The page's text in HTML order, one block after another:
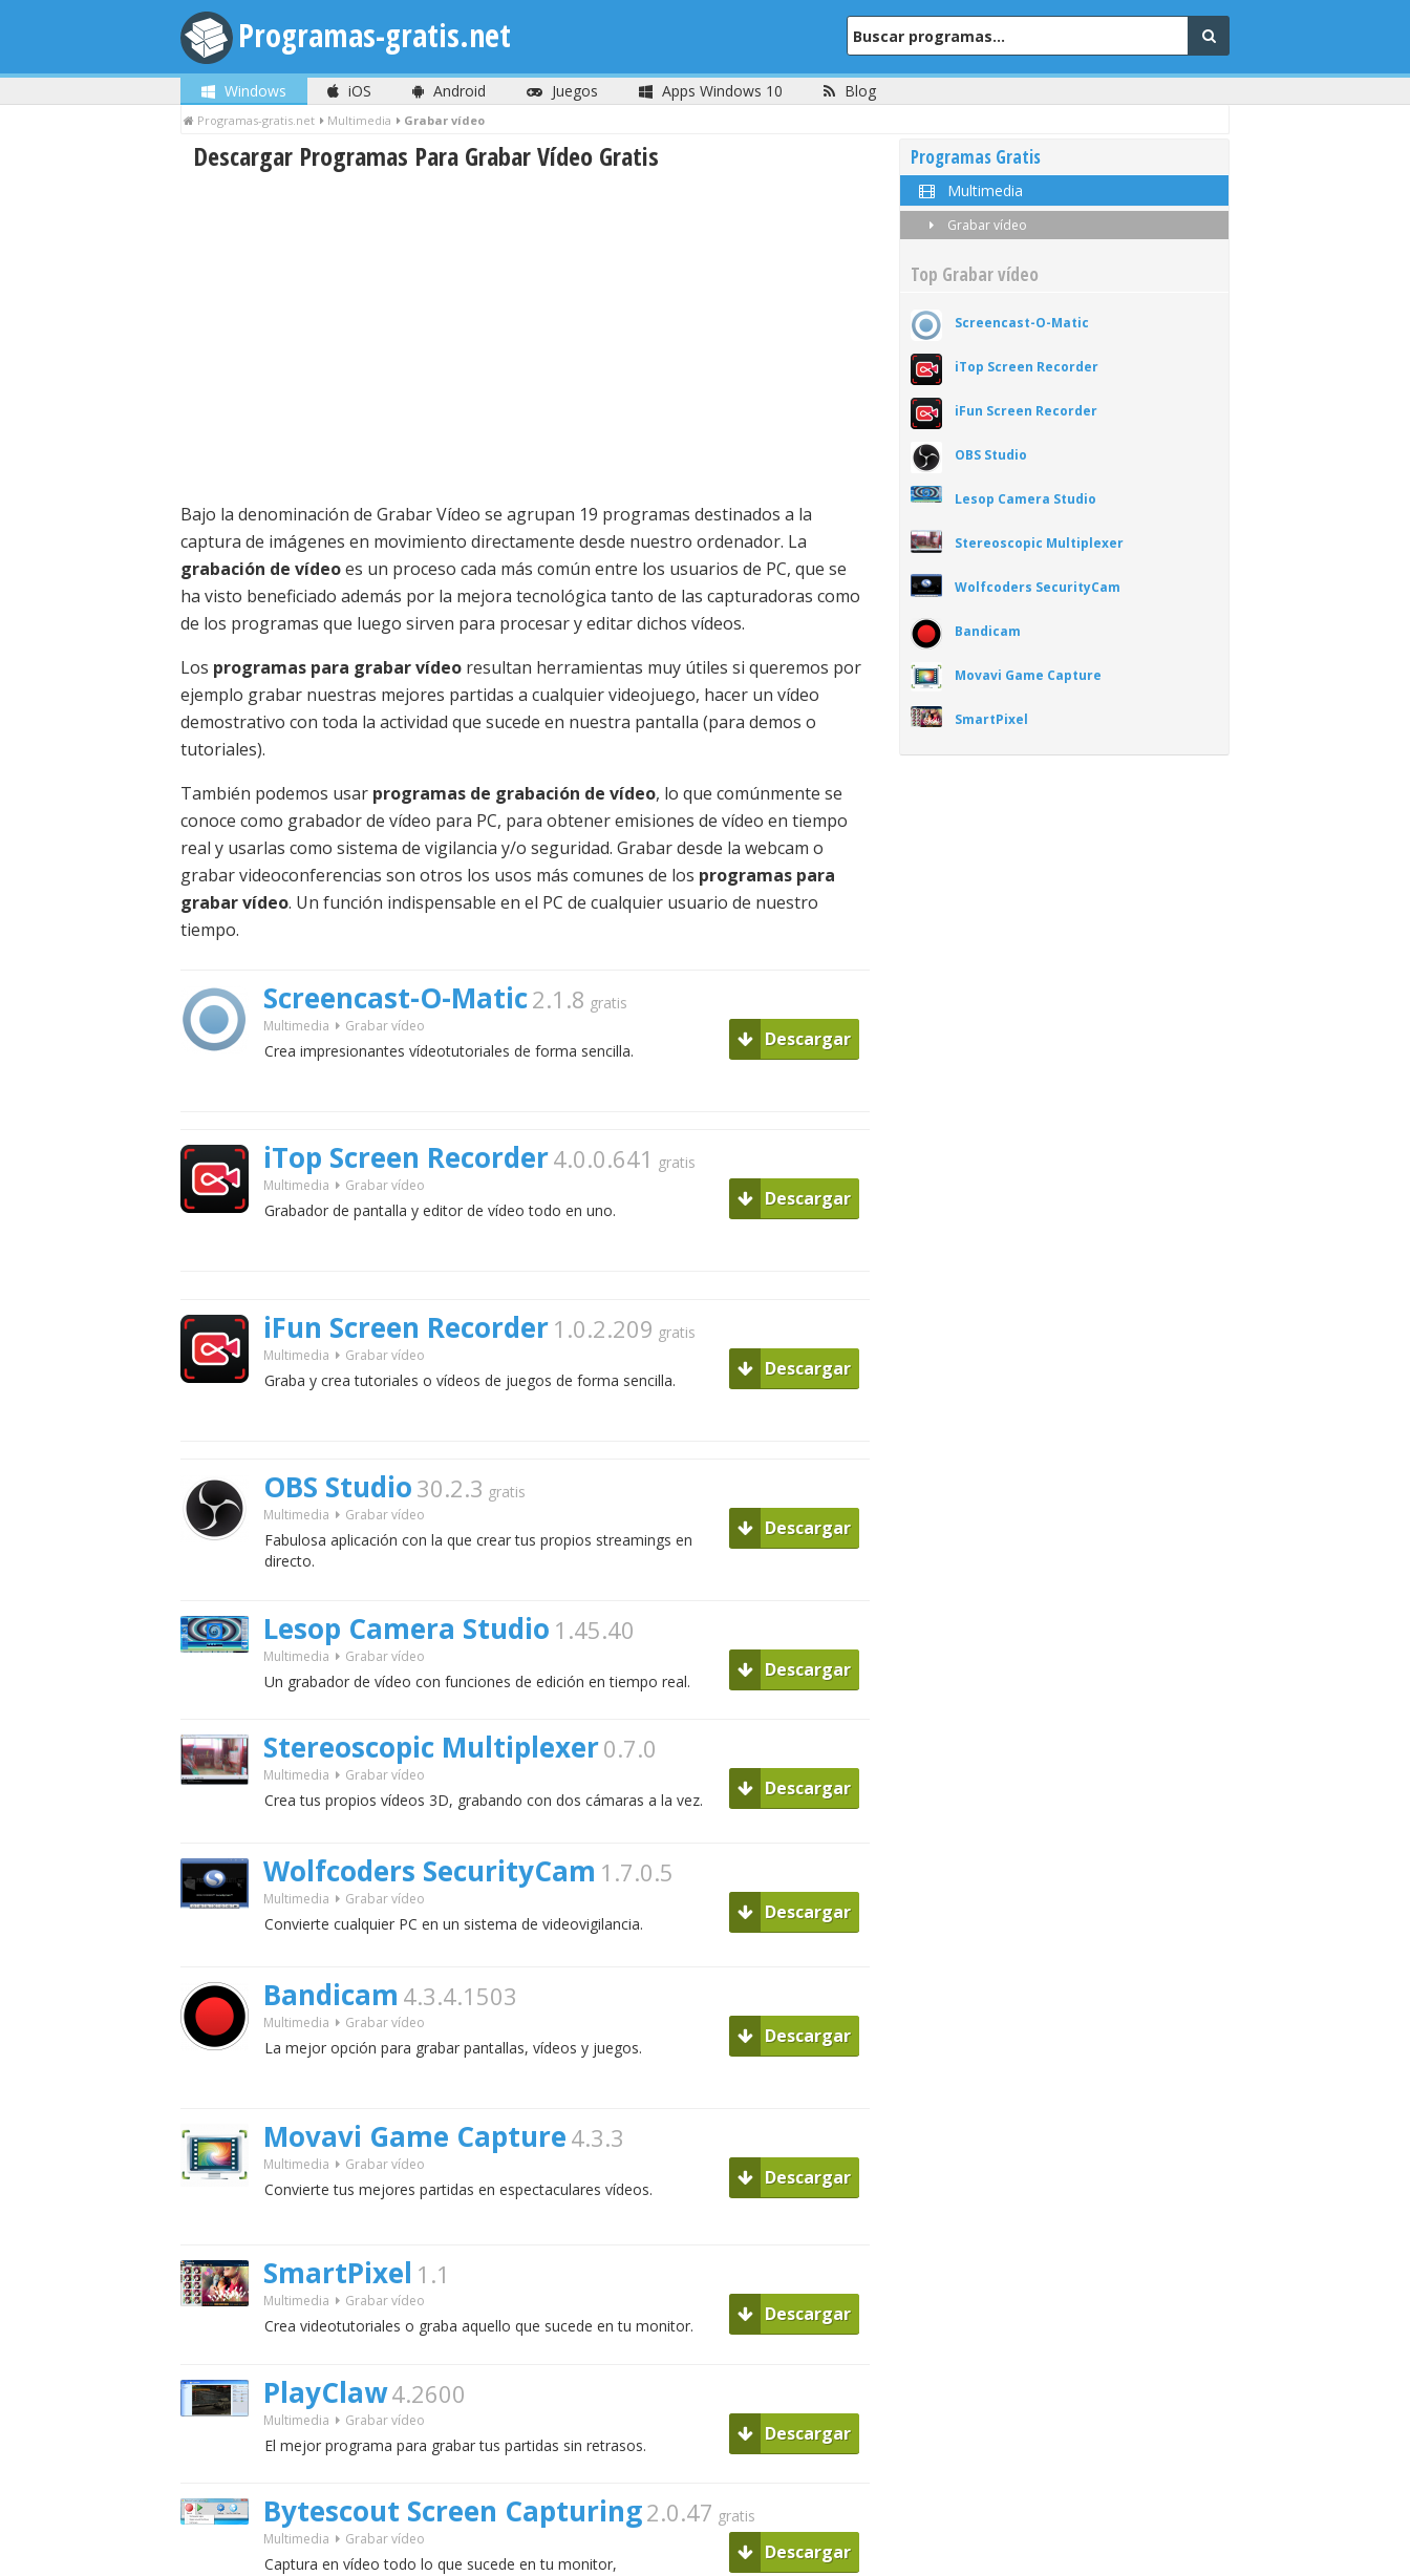
Programas-gratis.net
Windows iOS Android Juegos Apps Windows 10 Blog
Programas-gratis.net Multimedia Grabar vídeo
Descargar Programas Para Grabar Vídeo Gratis
Bajo la denominación de Grabar Vídeo se agrupan 19 programas destinados a la
captura de imágenes en movimiento directamente desde nuestro ordenador. La
grabación de vídeoes un proceso cada más común entre los usuarios de PC, que se
ha visto beneficiado además por la mejora tecnológica tanto de las capturadoras como
de los programas que luego sirven para procesar y editar dichos vídeos.
Los programas para grabar vídeo resultan herramientas muy útiles si queremos por
ejemplo grabar nuestras mejores partidas a cualquier videojuego, hacer un vídeo
demostrativo con toda la actividad que sucede en nuestra pantalla (para demos o
tutoriales).
También podemos usar programas de grabación de vídeo, lo que comúnmente se
conoce como grabador de vídeo para PC, para obtener emisiones de vídeo en tiempo
real y usarlas como sistema de vigilancia y/o seguridad. Grabar desde la webcam o
grabar videoconferencias son otros los usos más comunes de los programas para
grabar vídeo. Un función indispensable en el PC de cualquier usuario de nuestro
tiempo.
Screencast-O-Matic2.1.8 gratis
Multimedia Grabar vídeo
Crea impresionantes vídeotutoriales de forma sencilla.
Descargar
iTop Screen Recorder4.0.0.641 gratis
Multimedia Grabar vídeo
Grabador de pantalla y editor de vídeo todo en uno.
Descargar
iFun Screen Recorder 1.0.2.209 gratis
Multimedia Grabar vídeo
Graba y crea tutoriales o vídeos de juegos de forma sencilla.
Descargar
OBS Studio 30.2.3 gratis
Multimedia Grabar vídeo
Fabulosa aplicación con la que crear tus propios streamings en
directo.
Descargar
Lesop Camera Studio 1.45.40
Multimedia Grabar vídeo
Un grabador de vídeo con funciones de edición en tiempo real.
Descargar
Stereoscopic Multiplexer0.7.0
Multimedia Grabar vídeo
Crea tus propios vídeos 3D, grabando con dos cámaras a la vez.
Descargar
Wolfcoders SecurityCam 1.7.0.5
Multimedia Grabar vídeo
Convierte cualquier PC en un sistema de videovigilancia.
Descargar
Bandicam 4.3.4.1503
Multimedia Grabar vídeo
La mejor opción para grabar pantallas, vídeos y juegos.
Descargar
Movavi Game Capture 4.3.3
Multimedia Grabar vídeo
Convierte tus mejores partidas en espectaculares vídeos.
Descargar
SmartPixel 1.1
Multimedia Grabar vídeo
Crea videotutoriales o graba aquello que sucede en tu monitor.
Descargar
PlayClaw4.2600
Multimedia Grabar vídeo
El mejor programa para grabar tus partidas sin retrasos.
Descargar
Bytescout Screen Capturing2.0.47 gratis
Multimedia Grabar vídeo
Captura en vídeo todo lo que sucede en tu monitor,
Descargar
Programas Gratis
Multimedia
Grabar vídeo
Top Grabar vídeo
Screencast-O-Matic
iTop Screen Recorder
iFun Screen Recorder
OBS Studio
Lesop Camera Studio
Stereoscopic Multiplexer
Wolfcoders SecurityCam
Bandicam
Movavi Game Capture
SmartPixel